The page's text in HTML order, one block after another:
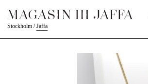
Stockholm /Jaffa